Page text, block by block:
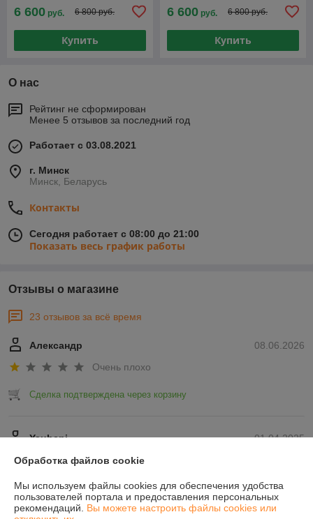
6 600 руб. 6 800 руб.
Купить
6 600 руб. 6 800 руб.
Купить
О нас
Рейтинг не сформирован
Менее 5 отзывов за последний год
Работает с 03.08.2021
г. Минск
Минск, Беларусь
Контакты
Сегодня работает с 08:00 до 21:00
Показать весь график работы
Отзывы о магазине
23 отзывов за всё время
08.06.2026
Александр
Очень плохо
Сделка подтверждена через корзину
01.04.2025
Yauheni
Отлично
Показать все отзывы
Обработка файлов cookie
Мы используем файлы cookies для обеспечения удобства
пользователей портала и предоставления персональных
рекомендаций. Вы можете настроить файлы cookies или